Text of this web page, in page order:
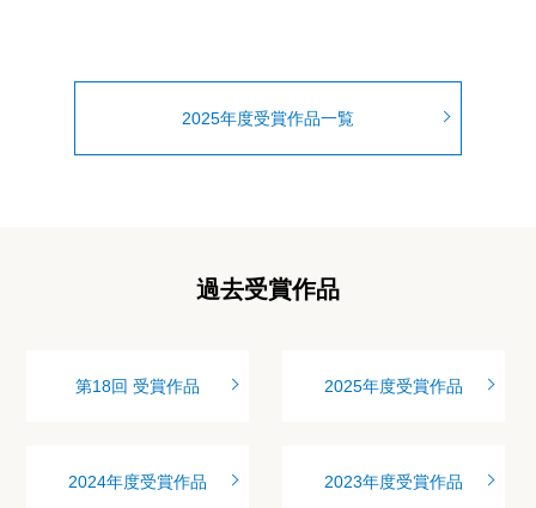
2025年度受賞作品一覧
過去受賞作品
第18回 受賞作品 2025年度受賞作品
2024年度受賞作品 2023年度受賞作品